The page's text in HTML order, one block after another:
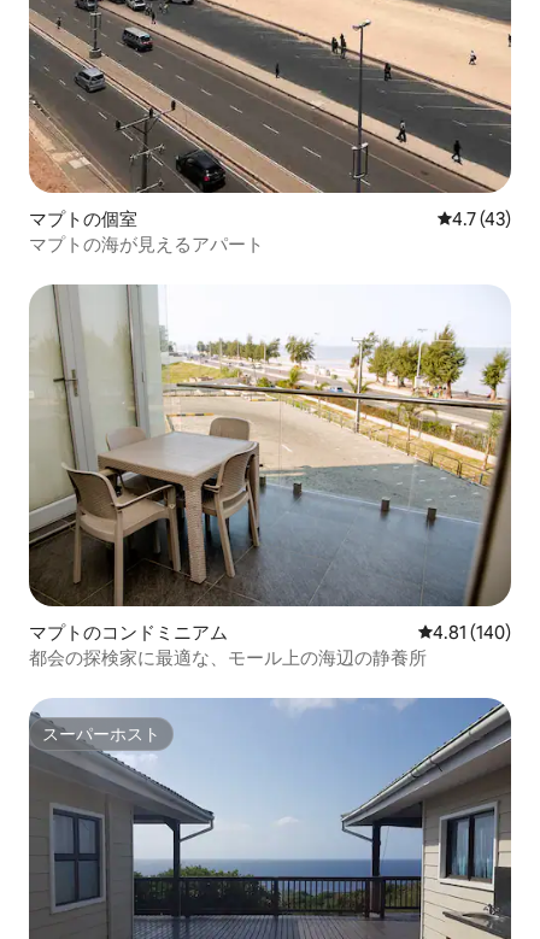
マプトの個室 レビュー43
4.7 (43)
マプトの海が見えるアパート
マプトのコンドミニアム レビュー140
4.81 (140)
都会の探検家に最適な、モール上の海辺の静養所
スーパーホスト
スーパーホスト